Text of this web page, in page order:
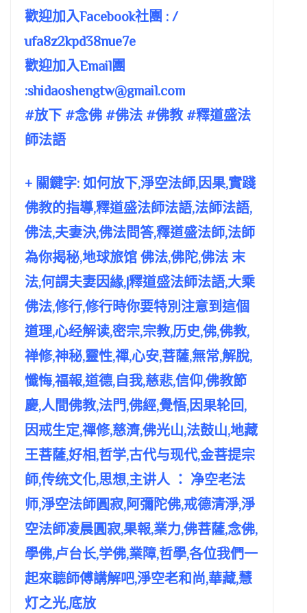
歡迎加入Facebook社團 : /
ufa8z2kpd38nue7e
歡迎加入Email團
:shidaoshengtw@gmail.com
#放下 #念佛 #佛法 #佛教 #釋道盛法
師法語
+ 關鍵字: 如何放下,淨空法師,因果,實踐
佛教的指導,釋道盛法師法語,法師法語,
佛法,夫妻決,佛法問答,釋道盛法師,法師
為你揭秘,地球旅馆 佛法,佛陀,佛法 末
法,何謂夫妻因緣,|釋道盛法師法語,大乘
佛法,修行,修行時你要特別注意到這個
道理,心经解读,密宗,宗教,历史,佛,佛教,
禅修,神秘,靈性,禪,心安,菩薩,無常,解脫,
懺悔,福報,道德,自我,慈悲,信仰,佛教節
慶,人間佛教,法門,佛經,覺悟,因果轮回,
因戒生定,禪修,慈濟,佛光山,法鼓山,地藏
王菩薩,好相,哲学,古代与现代,金菩提宗
師,传统文化,思想,主讲人 ： 净空老法
师,淨空法師圓寂,阿彌陀佛,戒德清淨,淨
空法師凌晨圓寂,果報,業力,佛菩薩,念佛,
學佛,卢台长,学佛,業障,哲學,各位我們一
起來聼師傅講解吧,淨空老和尚,華藏,慧
灯之光,底放